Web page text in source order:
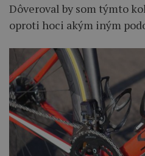
Dôveroval by som týmto
oproti hoci akým iným